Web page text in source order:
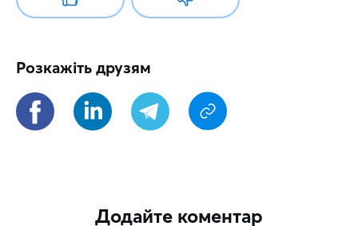
Розкажіть друзям
Додайте коментар